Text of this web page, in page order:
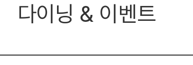
팅 패밀리 트윈(최대 8인)
커넥팅 패밀리 온돌(
스위트 그랜드 스위트(최대
턴 뮤지엄
비즈니스 센터
다이닝 & 이벤트